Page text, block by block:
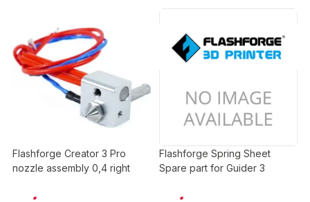
Flashforge Creator 3 Pro
nozzle assembly 0,4 right
Flashforge Spring Sheet
Spare part for Guider 3